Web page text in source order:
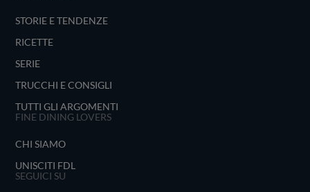
STORIE E TENDENZE
RICETTE
SERIE
TRUCCHI E CONSIGLI
TUTTI GLI ARGOMENTI
FINE DINING LOVERS
CHI SIAMO
UNISCITI FDL
SEGUICI SU